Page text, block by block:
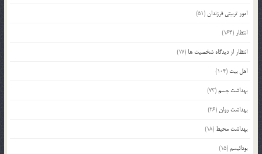
امور تربیتی فرزندان(51)
انتظار (164)
انتظار از دیدگاه شخصیت ها (17)
اهل بیت (104)
بهداشت جسم(73)
بهداشت روان(26)
بهداشت محیط (18)
بودائیسم(15)